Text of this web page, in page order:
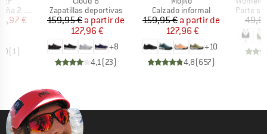
reducido
€
(1)
Product group
Zapatillas deportivas
Precio
159,95 € Precio reducido
a partir de
127,96 €
+8
4,1(23)
Product group
Calzado informal
Precio
159,95 € Precio reducido
a partir de
127,96 €
+10
4,8(657)
Product
Parte